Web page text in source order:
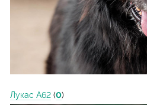
Лукас А62 (0)